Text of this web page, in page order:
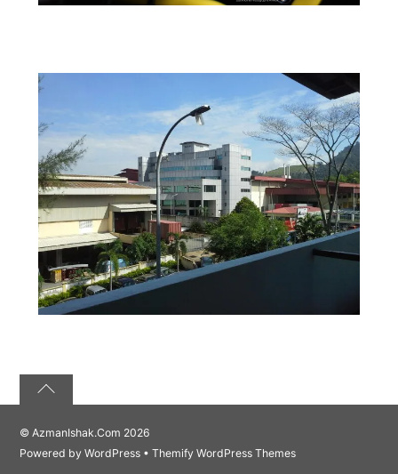
©AzmanIshak.Com 2026
Powered byWordPress •Themify WordPress Themes